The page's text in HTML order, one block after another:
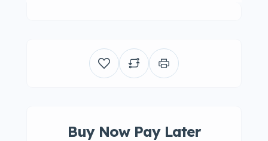
Buy Now Pay Later